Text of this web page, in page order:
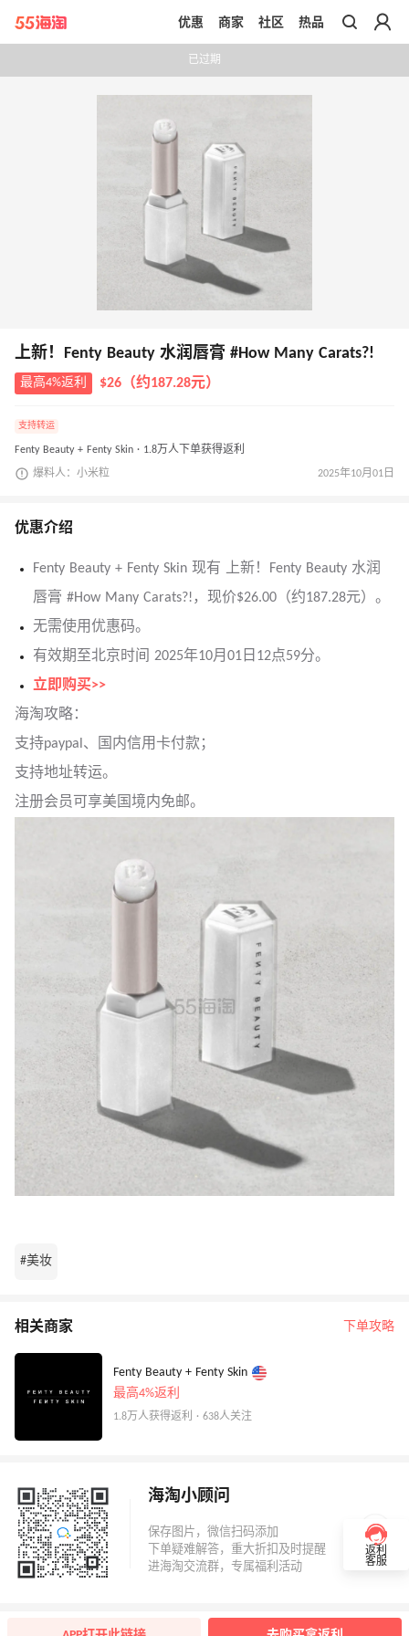
带你去官网买正品
优惠 商家 社区 热品
已过期
上新！Fenty Beauty 水润唇膏 #How Many Carats?!
最高4%返利 $26（约187.28元）
支持转运
Fenty Beauty + Fenty Skin · 1.8万人下单获得返利
爆料人：小米粒 2025年10月01日
优惠介绍
Fenty Beauty + Fenty Skin 现有 上新！Fenty Beauty 水润
唇膏 #How Many Carats?!，现价$26.00（约187.28元）。
无需使用优惠码。
有效期至北京时间 2025年10月01日12点59分。
立即购买>>
海淘攻略：
支持paypal、国内信用卡付款；
支持地址转运。
注册会员可享美国境内免邮。
#美妆
相关商家 下单攻略
Fenty Beauty + Fenty Skin
最高4%返利
1.8万人获得返利 · 638人关注
海淘小顾问
返利
客服